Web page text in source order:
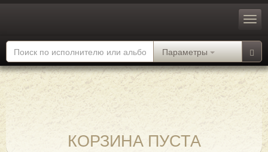
Параметры
КОРЗИНА ПУСТА